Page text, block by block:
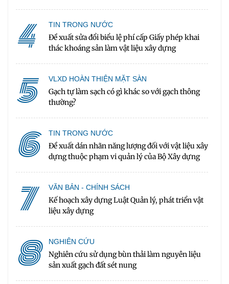
4
TIN TRONG NƯỚC
Đề xuất sửa đổi biểu lệ phí cấp Giấy phép khai
thác khoáng sản làm vật liệu xây dựng
5 VLXD HOÀN THIỆN MẶT SÀN
Gạch tự làm sạch có gì khác so với gạch thông
thường?
6 TIN TRONG NƯỚC
Đề xuất dán nhãn năng lượng đối với vật liệu xây
dựng thuộc phạm vi quản lý của Bộ Xây dựng
7 VĂN BẢN - CHÍNH SÁCH
Kế hoạch xây dựng Luật Quản lý, phát triển vật
liệu xây dựng
8 NGHIÊN CỨU
Nghiên cứu sử dụng bùn thải làm nguyên liệu
sản xuất gạch đất sét nung